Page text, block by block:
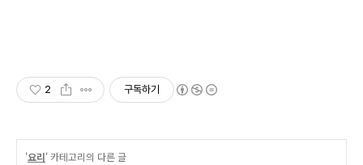
2 구독하기
'요리' 카테고리의 다른 글